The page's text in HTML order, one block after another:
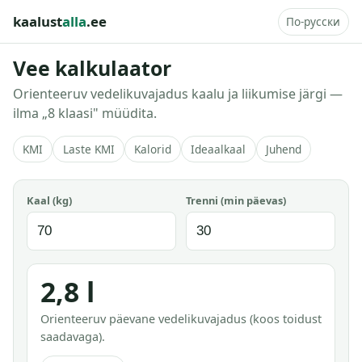
kaalustalla.ee По-русски
Vee kalkulaator
Orienteeruv vedelikuvajadus kaalu ja liikumise järgi —
ilma „8 klaasi" müüdita.
KMI Laste KMI Kalorid Ideaalkaal Juhend
Kaal (kg) Trenni (min päevas)
2,8 l
Orienteeruv päevane vedelikuvajadus (koos toidust
saadavaga).